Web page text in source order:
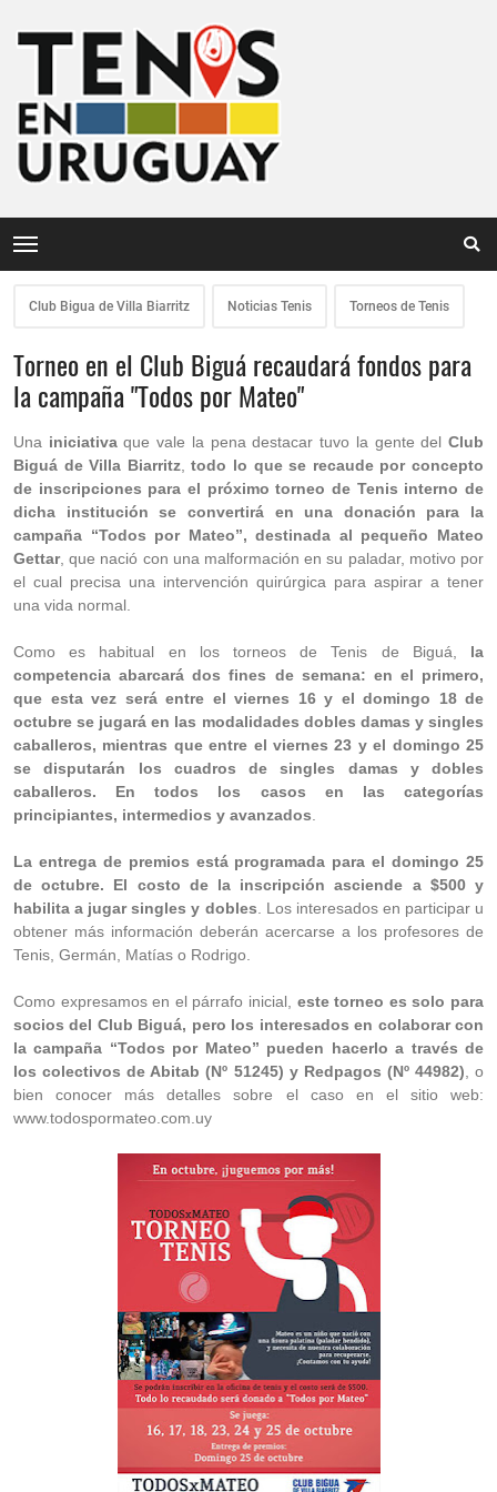
Club Bigua de Villa Biarritz Noticias Tenis Torneos de Tenis
Torneo en el Club Biguá recaudará fondos para
la campaña "Todos por Mateo"
Una iniciativaque vale la pena destacar tuvo la gente delClub
Biguá de Villa Biarritz,todo lo que se recaude por concepto
de inscripciones para el próximo torneo de Tenis interno de
dicha institución se convertirá en una donación para la
campaña “Todos por Mateo”, destinada al pequeño Mateo
Gettar, que nació con una malformación en su paladar, motivo por
el cual precisa una intervención quirúrgica para aspirar a tener
una vida normal.
Como es habitual en los torneos de Tenis de Biguá, la
competencia abarcará dos fines de semana: en el primero,
que esta vez será entre el viernes 16 y el domingo 18 de
octubre se jugará en las modalidades dobles damas y singles
caballeros, mientras que entre el viernes 23 y el domingo 25
se disputarán los cuadros de singles damas y dobles
caballeros. En todos los casos en las categorías
principiantes, intermedios y avanzados
La entrega de premios está programada para el domingo 25
de octubre. El costo de la inscripción asciende a $500 y
habilita a jugar singles y dobles . Los interesados en participar u
obtener más información deberán acercarse a los profesores de
Tenis, Germán, Matías o Rodrigo.
Como expresamos en el párrafo inicial, este torneo es solo para
socios del Club Biguá, pero los interesados en colaborar con
la campaña “Todos por Mateo” pueden hacerlo a través de
los colectivos de Abitab (Nº 51245) y Redpagos (Nº 44982) , o
bien conocer más detalles sobre el caso en el sitio web:
www.todospormateo.com.uy